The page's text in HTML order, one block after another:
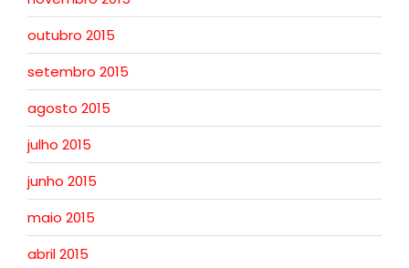
outubro 2015
setembro 2015
agosto 2015
julho 2015
junho 2015
maio 2015
abril 2015